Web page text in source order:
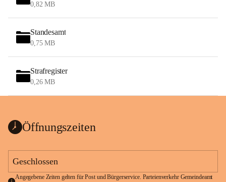
0,82 MB
Standesamt
0,75 MB
Strafregister
0,26 MB
Öffnungszeiten
Geschlossen
Angegebene Zeiten gelten für Post und Bürgerservice. Parteienverkehr Gemeindeamt